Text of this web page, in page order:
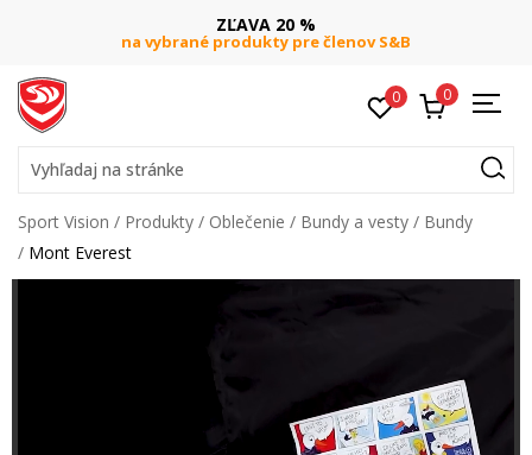
ZĽAVA 20 %
na vybrané produkty pre členov S&B
0 0
Vyhľadaj na stránke
Sport Vision Produkty Oblečenie Bundy a vesty
Bundy
Mont Everest